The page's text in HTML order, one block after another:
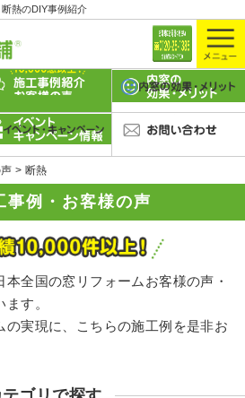
断熱のDIY事例紹介
事例・お客様の声
断熱
全国の窓リフォームお客様の声・
す。
の実現に、こちらの施工例を是非お